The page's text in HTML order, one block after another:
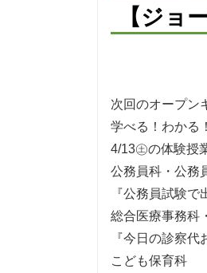
【ジョ
次回のオープン
学べる！わかる
4/13㊏の体験授
公務員科・公務
『公務員試験
総合医療事務科
『今日の診察
こども保育科